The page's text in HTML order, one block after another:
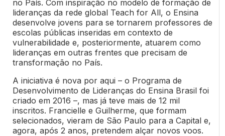
no País. Com inspiração no modelo de formação de
lideranças da rede global Teach for All, o Ensina
desenvolve jovens para se tornarem professores de
escolas públicas inseridas em contexto de
vulnerabilidade e, posteriormente, atuarem como
lideranças em outras frentes que precisam de
transformação no País.
A iniciativa é nova por aqui – o Programa de
Desenvolvimento de Lideranças do Ensina Brasil foi
criado em 2016 –, mas já teve mais de 12 mil
inscritos. Francielle e Guilherme, que formam
selecionados, vieram de São Paulo para a Capital e,
agora, após 2 anos, pretendem alçar novos voos.